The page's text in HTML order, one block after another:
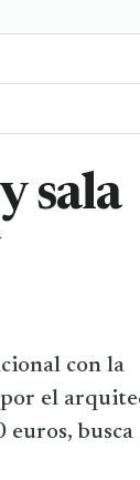
sala
con la
por el
busca